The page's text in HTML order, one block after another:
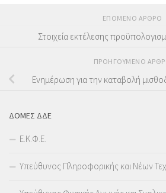
ΕΠΌΜΕΝΟ ΆΡΘΡΟ
Στοιχεία εκτέλεσης
ΠΡΟΗΓΟΎΜΕΝΟ
Ενημέρωση για την καταβολή
ΔΟΜΕΣ ΔΔΕ
Ε.Κ.Φ.Ε.
Υπεύθυνος Πληροφορικής και Νέων